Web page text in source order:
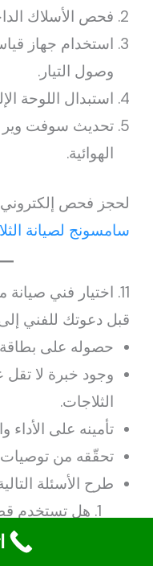
فحص الأسلاك
وصول التيار.
استبدال اللوحة
تحديث سوفت وير
الهوائية.
لحجز فحص
سامسونج لصيانة
11. اختيار فني صيانة معتمد: المعايير والأسئلة
قبل دعوتك للفني
حصوله على
الثلاجات.
تأمينه على الأداء
تحقّقه من توصيات
طرح الأسئلة
هل تستخدم
ما مدة